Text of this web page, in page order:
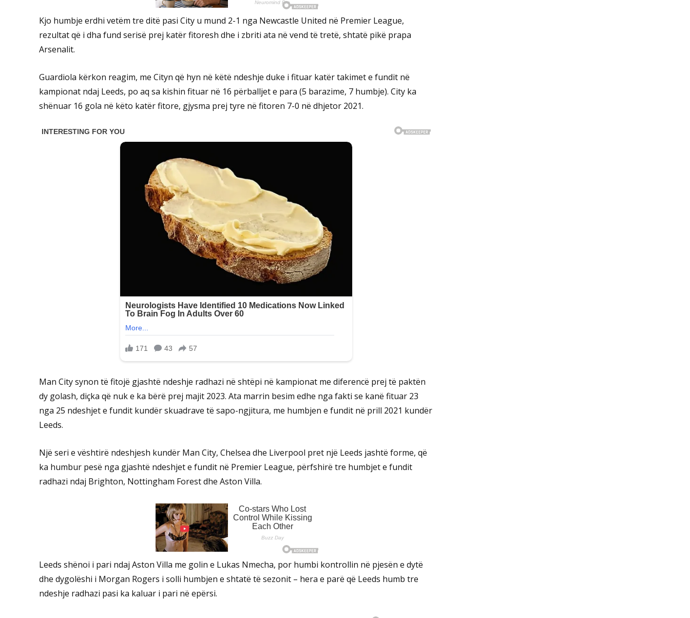
Kjo humbje erdhi vetëm tre ditë pasi City u mund 2-1 nga Newcastle United në Premier League,
rezultat që i dha fund serisë prej katër fitoresh dhe i zbriti ata në vend të tretë, shtatë pikë prapa
Arsenalit.
Guardiola kërkon reagim, me Cityn që hyn në këtë ndeshje duke i fituar katër takimet e fundit në
kampionat ndaj Leeds, po aq sa kishin fituar në 16 përballjet e para (5 barazime, 7 humbje). City ka
shënuar 16 gola në këto katër fitore, gjysma prej tyre në fitoren 7-0 në dhjetor 2021.
Man City synon të fitojë gjashtë ndeshje radhazi në shtëpi në kampionat me diferencë prej të paktën
dy golash, diçka që nuk e ka bërë prej majit 2023. Ata marrin besim edhe nga fakti se kanë fituar 23
nga 25 ndeshjet e fundit kundër skuadrave të sapo-ngjitura, me humbjen e fundit në prill 2021 kundër
Leeds.
Një seri e vështirë ndeshjesh kundër Man City, Chelsea dhe Liverpool pret një Leeds jashtë forme, që
ka humbur pesë nga gjashtë ndeshjet e fundit në Premier League, përfshirë tre humbjet e fundit
radhazi ndaj Brighton, Nottingham Forest dhe Aston Villa.
Leeds shënoi i pari ndaj Aston Villa me golin e Lukas Nmecha, por humbi kontrollin në pjesën e dytë
dhe dygolëshi i Morgan Rogers i solli humbjen e shtatë të sezonit – hera e parë që Leeds humb tre
ndeshje radhazi pasi ka kaluar i pari në epërsi.